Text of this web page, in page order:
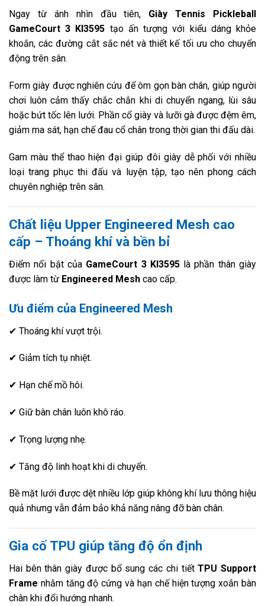
Ngay từ ánh nhìn đầu tiên, Giày Tennis Pickleball
GameCourt 3 KI3595 tạo ấn tượng với kiểu dáng khỏe
khoắn, các đường cắt sắc nét và thiết kế tối ưu cho chuyển
động trên sân.
Form giày được nghiên cứu để ôm gọn bàn chân, giúp người
chơi luôn cảm thấy chắc chắn khi di chuyển ngang, lùi sâu
hoặc bứt tốc lên lưới. Phần cổ giày và lưỡi gà được đệm êm,
giảm ma sát, hạn chế đau cổ chân trong thời gian thi đấu dài.
Gam màu thể thao hiện đại giúp đôi giày dễ phối với nhiều
loại trang phục thi đấu và luyện tập, tạo nên phong cách
chuyên nghiệp trên sân.
Chất liệu Upper Engineered Mesh cao
cấp – Thoáng khí và bền bỉ
Điểm nổi bật của GameCourt 3 KI3595là phần thân giày
được làm từ Engineered Mesh cao cấp.
Ưu điểm của Engineered Mesh
✔ Thoáng khí vượt trội.
✔ Giảm tích tụ nhiệt.
✔ Hạn chế mồ hôi.
✔ Giữ bàn chân luôn khô ráo.
✔ Trọng lượng nhẹ.
✔ Tăng độ linh hoạt khi di chuyển.
Bề mặt lưới được dệt nhiều lớp giúp không khí lưu thông hiệu
quả nhưng vẫn đảm bảo khả năng nâng đỡ bàn chân.
Gia cố TPU giúp tăng độ ổn định
Hai bên thân giày được bổ sung các chi tiếtTPU Support
Frame nhằm tăng độ cứng và hạn chế hiện tượng xoắn bàn
chân khi đổi hướng nhanh.